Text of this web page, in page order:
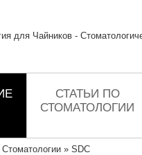
СТАТЬИ ПО
СТОМАТОЛОГИИ
Стоматологии » SDC